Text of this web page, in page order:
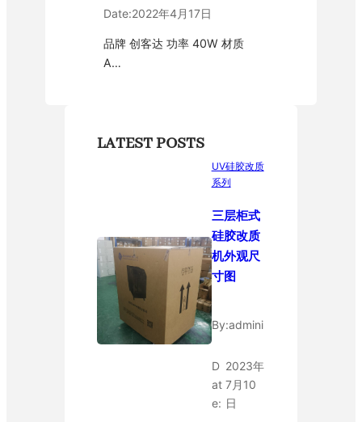
Date:2022年4月17日
品牌 创客达 功率 40W 材质
A…
LATEST POSTS
UV硅胶改质
系列
三层柜式
硅胶改质
机外观尺
寸图
By:admini
D
at
e:
2023年
7月10
日